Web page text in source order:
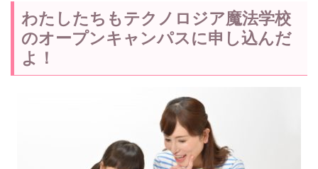
わたしたちもテクノロジア魔法学校
のオープンキャンパスに申し込んだ
よ！